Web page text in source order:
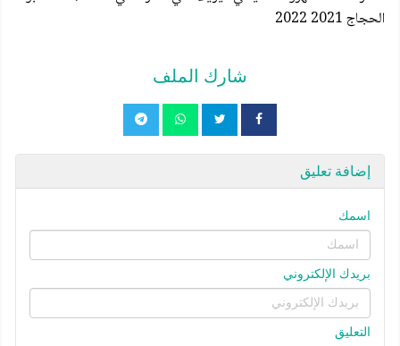
الحجاج 2021 2022
شارك الملف
إضافة تعليق
اسمك
بريدك الإلكتروني
التعليق